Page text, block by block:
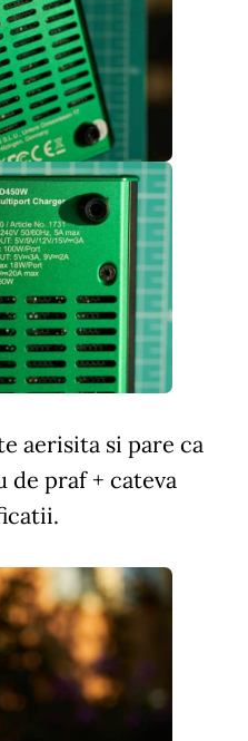
aerisita si pare ca
de praf + cateva